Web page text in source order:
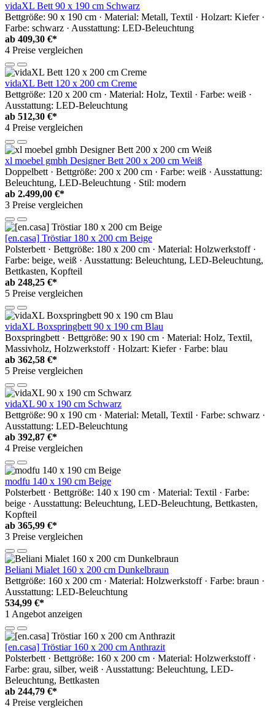
vidaXL Bett 90 x 190 cm Schwarz
Bettgröße: 90 x 190 cm · Material: Metall, Textil · Holzart: Kiefer ·
Farbe: schwarz · Ausstattung: LED-Beleuchtung
ab 409,30 €*
4 Preise vergleichen
vidaXL Bett 120 x 200 cm Creme
Bettgröße: 120 x 200 cm · Material: Holz, Textil · Farbe: weiß ·
Ausstattung: LED-Beleuchtung
ab 512,30 €*
4 Preise vergleichen
xl moebel gmbh Designer Bett 200 x 200 cm Weiß
Doppelbett · Bettgröße: 200 x 200 cm · Farbe: weiß · Ausstattung:
Beleuchtung, LED-Beleuchtung · Stil: modern
ab 2.499,00 €*
3 Preise vergleichen
[en.casa] Tröstiar 180 x 200 cm Beige
Polsterbett · Bettgröße: 180 x 200 cm · Material: Holzwerkstoff ·
Farbe: beige, weiß · Ausstattung: Beleuchtung, LED-Beleuchtung,
Bettkasten, Kopfteil
ab 248,25 €*
5 Preise vergleichen
vidaXL Boxspringbett 90 x 190 cm Blau
Boxspringbett · Bettgröße: 90 x 190 cm · Material: Holz, Textil,
Massivholz, Holzwerkstoff · Holzart: Kiefer · Farbe: blau
ab 362,58 €*
5 Preise vergleichen
vidaXL 90 x 190 cm Schwarz
Bettgröße: 90 x 190 cm · Material: Metall, Textil · Farbe: schwarz ·
Ausstattung: LED-Beleuchtung
ab 392,87 €*
4 Preise vergleichen
modfu 140 x 190 cm Beige
Polsterbett · Bettgröße: 140 x 190 cm · Material: Textil · Farbe:
beige · Ausstattung: Beleuchtung, LED-Beleuchtung, Bettkasten,
Kopfteil
ab 365,99 €*
3 Preise vergleichen
Beliani Mialet 160 x 200 cm Dunkelbraun
Bettgröße: 160 x 200 cm · Material: Holzwerkstoff · Farbe: braun ·
Ausstattung: LED-Beleuchtung
534,99 €*
1 Angebot anzeigen
[en.casa] Tröstiar 160 x 200 cm Anthrazit
Polsterbett · Bettgröße: 160 x 200 cm · Material: Holzwerkstoff ·
Farbe: grau, silber, weiß · Ausstattung: Beleuchtung, LED-
Beleuchtung, Bettkasten
ab 244,79 €*
4 Preise vergleichen